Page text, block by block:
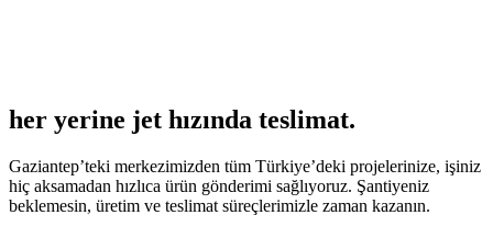
her yerine jet hızında teslimat.
Gaziantep’teki merkezimizden tüm Türkiye’deki projelerinize, işiniz
hiç aksamadan hızlıca ürün gönderimi sağlıyoruz. Şantiyeniz
beklemesin, üretim ve teslimat süreçlerimizle zaman kazanın.